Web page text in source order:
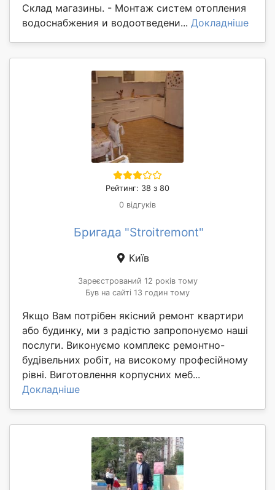
Склад магазины. - Монтаж систем отопления
водоснабжения и водоотведени... Докладніше
Рейтинг: 38 з 80
0 відгуків
Бригада "Stroitremont"
Київ
Зареєстрований 12 років тому
Був на сайті 13 годин тому
Якщо Вам потрібен якісний ремонт квартири
або будинку, ми з радістю запропонуємо наші
послуги. Виконуємо комплекс ремонтно-
будівельних робіт, на високому професійному
рівні. Виготовлення корпусних меб...
Докладніше